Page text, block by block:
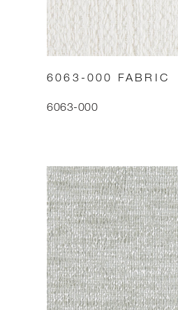
6063-000 FABRIC
6063-000